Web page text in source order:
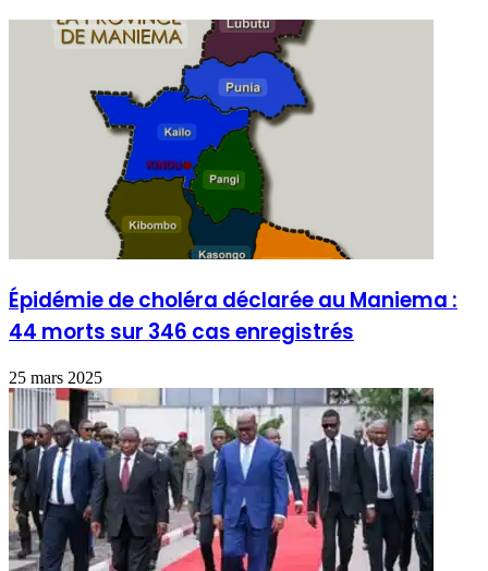
Épidémie de choléra déclarée au Maniema :
44 morts sur 346 cas enregistrés
25 mars 2025